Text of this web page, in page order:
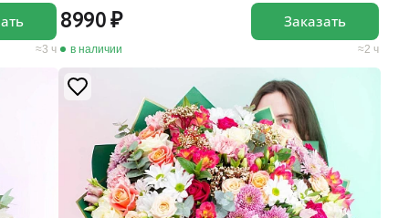
3 ч
8990
в наличии 2 ч
Заказать